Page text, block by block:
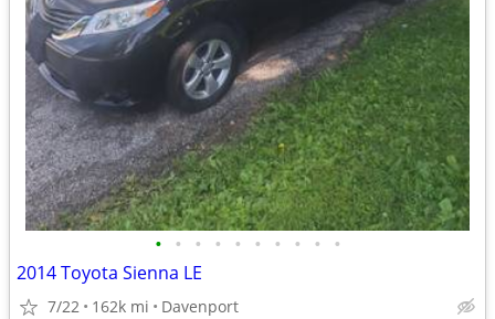
• • • • • • • • • •
2014 Toyota Sienna LE
7/22 162k mi Davenport